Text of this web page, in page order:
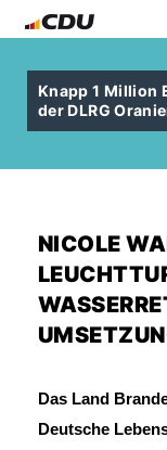
Knapp 1 Million
der DLRG
NICOLE
Das Land
Deutsche